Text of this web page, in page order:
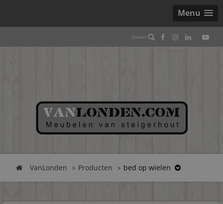
Menu
VanLonden Producten bed op wielen